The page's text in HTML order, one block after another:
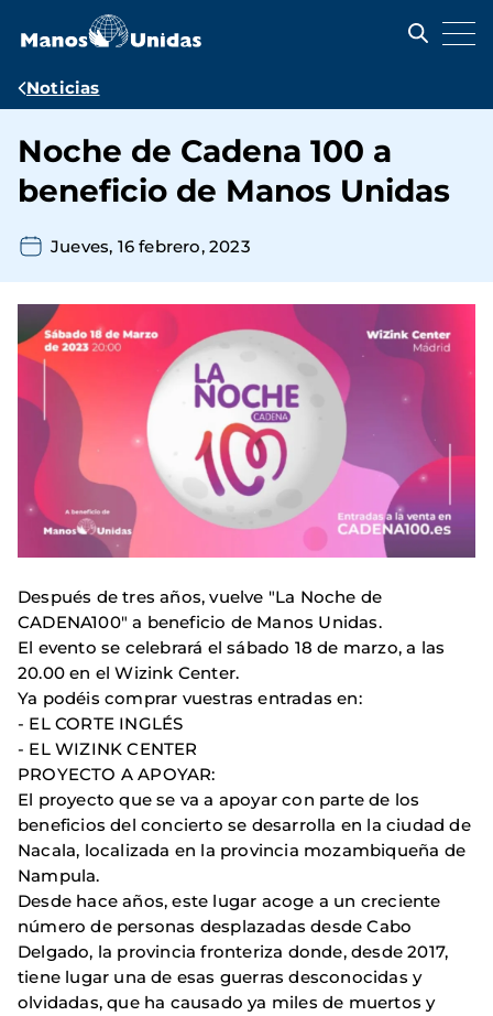
contenido
Ruta
navegación
Noticias
Noche de Cadena 100 a
beneficio de Manos Unidas
Jueves, 16 febrero, 2023
Después de tres años, vuelve "La Noche de
CADENA100" a beneficio de Manos Unidas.
El evento se celebrará el sábado 18 de marzo, a las
20.00 en el Wizink Center.
Ya podéis comprar vuestras entradas en:
- EL CORTE INGLÉS
- EL WIZINK CENTER
PROYECTO A APOYAR:
El proyecto que se va a apoyar con parte de los
beneficios del concierto se desarrolla en la ciudad de
Nacala, localizada en la provincia mozambiqueña de
Nampula.
Desde hace años, este lugar acoge a un creciente
número de personas desplazadas desde Cabo
Delgado, la provincia fronteriza donde, desde 2017,
tiene lugar una de esas guerras desconocidas y
olvidadas, que ha causado ya miles de muertos y